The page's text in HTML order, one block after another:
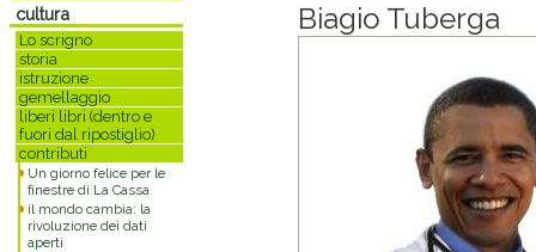
cultura
Lo scrigno
storia
istruzione
gemellaggio
liberi libri (dentro e
fuori dal ripostiglio)
contributi
Un giorno felice per le
finestre di La Cassa
il mondo cambia: la
rivoluzione dei dati
aperti
Biagio Tuberga